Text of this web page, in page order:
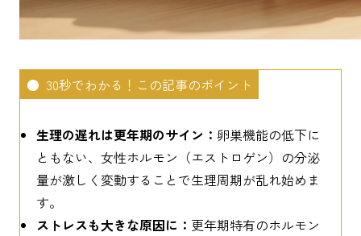
30秒でわかる！この記事のポイント
生理の遅れは更年期のサイン： 卵巣機能の低下に
ともない、女性ホルモン（エストロゲン）の分泌
量が激しく変動することで生理周期が乱れ始めま
す。
ストレスも大きな原因に： 更年期特有のホルモン